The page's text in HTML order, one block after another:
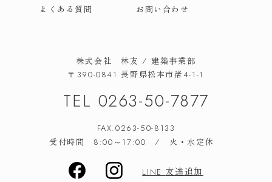
よくある質問 お問い合わせ
株式会社 林友 / 建築事業部
〒390-0841 長野県松本市渚4-1-1
TEL 0263-50-7877
FAX.0263-50-8133
受付時間 8:00～17:00 / 火・水定休
LINE 友達追加